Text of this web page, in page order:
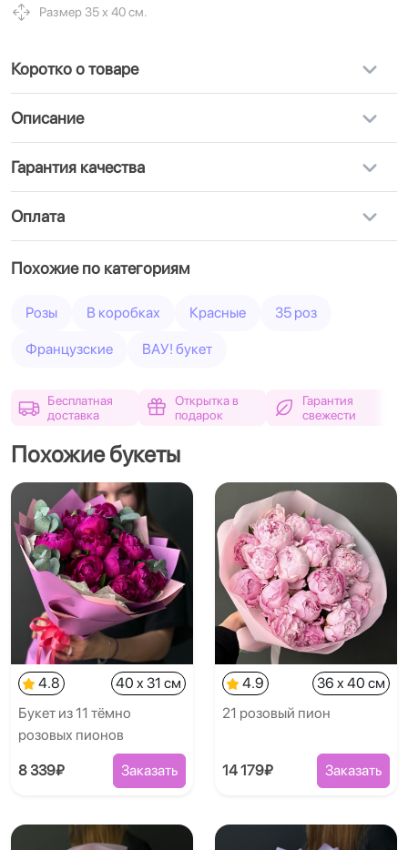
Размер 35 х 40 см.
Коротко о товаре
Описание
Гарантия качества
Оплата
Похожие по категориям
Розы В коробках Красные 35 роз
Французские ВАУ! букет
Бесплатная
доставка
Открытка в
подарок
Гарантия
свежести
Похожие букеты
4.8
40 x 31 см
Букет из 11 тёмно
розовых пионов
8 339₽ Заказать
4.9
36 x 40 см
21 розовый пион
14 179₽ Заказать